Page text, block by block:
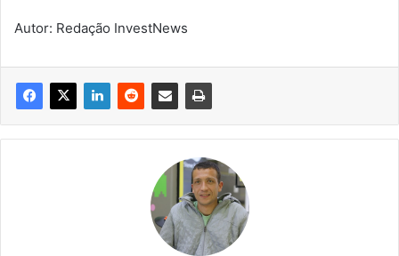
Autor: Redação InvestNews